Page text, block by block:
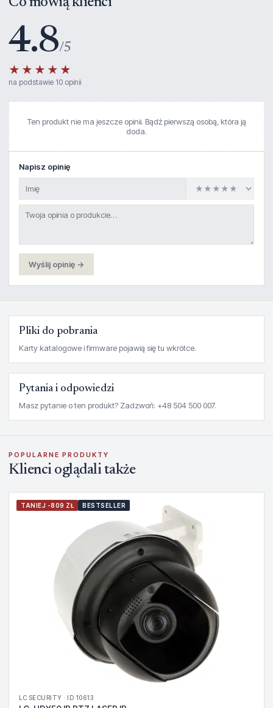
4.8/5
★★★★★
na podstawie 10 opinii
Ten produkt nie ma jeszcze opinii. Bądź pierwszą osobą, która ją
doda.
Napisz opinię
Wyślij opinię →
Pliki do pobrania
Karty katalogowe i firmware pojawią się tu wkrótce.
Pytania i odpowiedzi
Masz pytanie o ten produkt? Zadzwoń: +48 504 500 007.
POPULARNE PRODUKTY
Klienci oglądali także
TANIEJ -809 ZŁ BESTSELLER
LC SECURITY · ID 10613